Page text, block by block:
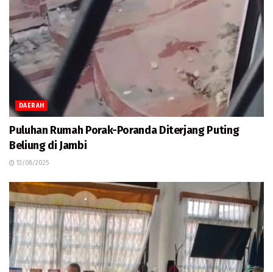
DAERAH
Puluhan Rumah Porak-Poranda Diterjang Puting
Beliung di Jambi
13/08/2025